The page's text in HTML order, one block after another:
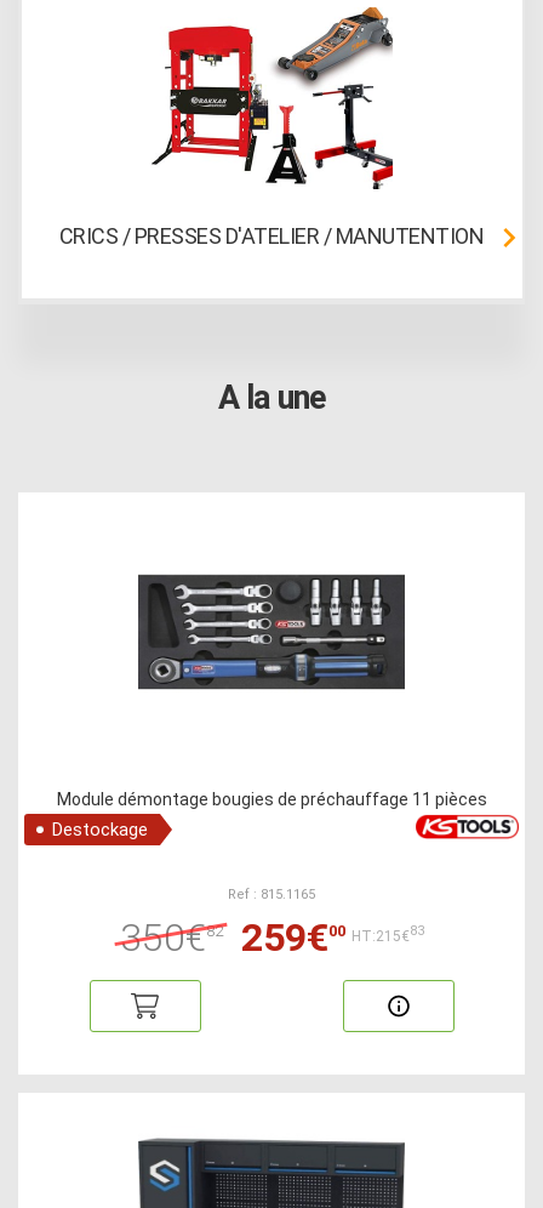
CRICS / PRESSES D'ATELIER / MANUTENTION
A la une
Module démontage bougies de préchauffage 11 pièces
Destockage
Ref : 815.1165
350€82 259€00 HT:215€83